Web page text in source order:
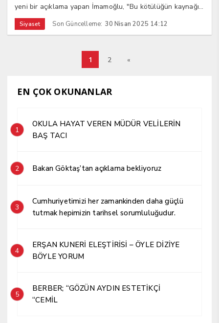
yeni bir açıklama yapan İmamoğlu, "Bu kötülüğün kaynağı...
Siyaset Son Güncelleme: 30 Nisan 2025 14:12
1 2 «
EN ÇOK OKUNANLAR
1
OKULA HAYAT VEREN MÜDÜR VELİLERİN
BAŞ TACI
2 Bakan Göktaş’tan açıklama bekliyoruz
3
Cumhuriyetimizi her zamankinden daha güçlü
tutmak hepimizin tarihsel sorumluluğudur.
4
ERŞAN KUNERİ ELEŞTİRİSİ – ÖYLE DİZİYE
BÖYLE YORUM
5
BERBER; “GÖZÜN AYDIN ESTETİKÇİ
“CEMİL